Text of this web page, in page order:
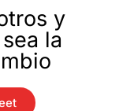
y
la